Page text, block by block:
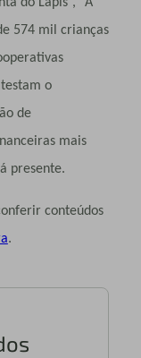
do Lápis”, “A
574 mil crianças
o
de
mais
presente.
conteúdos
.